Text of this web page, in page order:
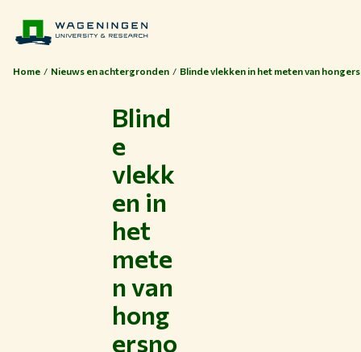
Home Nieuws en achtergronden Blinde vlekken in het meten van
Blind
e
vlekk
en in
het
mete
n van
hong
ersno